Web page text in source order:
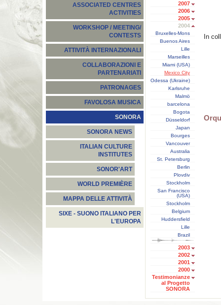
ASSOCIATED CENTRES
ACTIVITIES
WORKSHOP / MEETING/
CONTESTS
ATTIVITÀ INTERNAZIONALI
COLLABORAZIONI E
PARTENARIATI
PATRONAGES
FAVOLOSA MUSICA
SONORA
SONORA NEWS
ITALIAN CULTURE
INSTITUTES
SONOR'ART
WORLD PREMIÈRE
MAPPA DELLE ATTIVITÀ
SIXE - SUONO ITALIANO PER
L'EUROPA
2007
2006
2005
2004
Bruxelles-Mons
Buenos Aires
Lille
Marseilles
Miami (USA)
Mexico City
Odessa (Ukraine)
Karlsruhe
Malmö
barcelona
Bogota
Düsseldorf
Japan
Bourges
Vancouver
Australia
St. Petersburg
Berlin
Plovdiv
Stockholm
San Francisco
(USA)
Stockholm
Belgium
Huddersfield
Lille
Brazil
2003
2002
2001
2000
Testimonianze
al Progetto
SONORA
In